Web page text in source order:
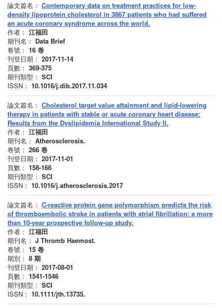
論文篇名： Contemporary data on treatment practices for low-
density lipoprotein cholesterol in 3867 patients who had suffered
an acute coronary syndrome across the world.
作者： 江福田
期刊名： Data Brief
卷號： 16 卷
刊登日期： 2017-11-14
頁數： 369-375
期刊類型： SCI
ISSN： 10.1016/j.dib.2017.11.034
論文篇名： Cholesterol target value attainment and lipid-lowering
therapy in patients with stable or acute coronary heart disease:
Results from the Dyslipidemia International Study II.
作者： 江福田
期刊名： Atherosclerosis.
卷號： 266 卷
刊登日期： 2017-11-01
頁數： 158-166
期刊類型： SCI
ISSN： 10.1016/j.atherosclerosis.2017
論文篇名： C-reactive protein gene polymorphism predicts the risk
of thromboembolic stroke in patients with atrial fibrillation: a more
than 10-year prospective follow-up study.
作者： 江福田
期刊名： J Thromb Haemost.
卷號： 15 卷
期別： 8 期
刊登日期： 2017-08-01
頁數： 1541-1546
期刊類型： SCI
ISSN： 10.1111/jth.13735.